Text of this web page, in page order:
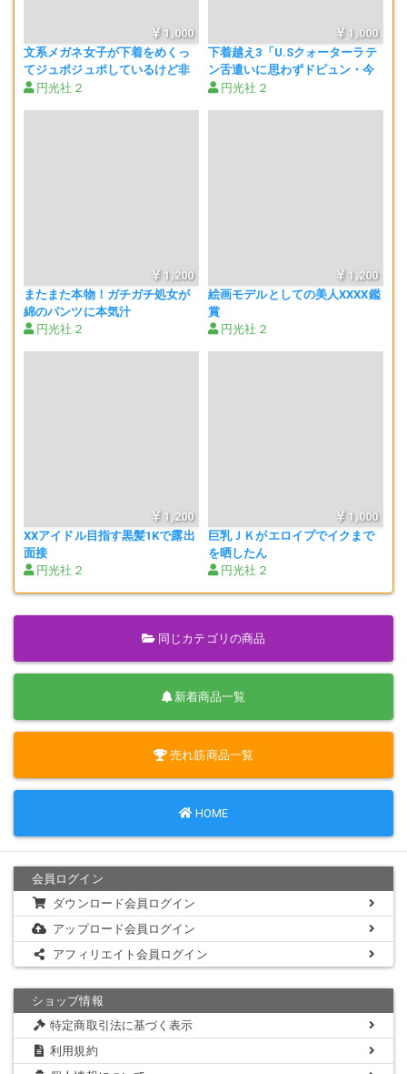
1,000
文系メガネ女子が下着をめくっ
てジュポジュポしているけど非
フェラです
円光社２
1,000
下着越え3「U.Sクォーターラテ
ン舌遣いに思わずドピュン・今
回ばかりは…」
円光社２
1,200
またまた本物！ガチガチ処女が
綿のパンツに本気汁
円光社２
1,200
絵画モデルとしての美人XXXX鑑
賞
円光社２
1,200
XXアイドル目指す黒髪1Kで露出
面接
円光社２
1,000
巨乳ＪＫがエロイプでイクまで
を晒したん
円光社２
同じカテゴリの商品
新着商品一覧
売れ筋商品一覧
HOME
会員ログイン
ダウンロード会員ログイン
アップロード会員ログイン
アフィリエイト会員ログイン
ショップ情報
特定商取引法に基づく表示
利用規約